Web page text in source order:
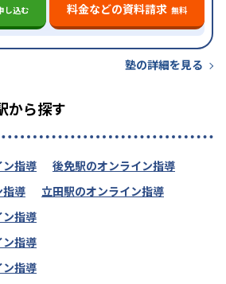
し込む 料金などの資料請求 無料
塾の詳細を見る
から探す
指導
後免駅のオンライン指導
指導
立田駅のオンライン指導
指導
指導
指導